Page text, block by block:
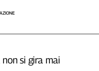
si gira mai